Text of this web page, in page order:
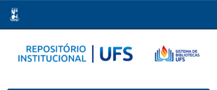
navigation